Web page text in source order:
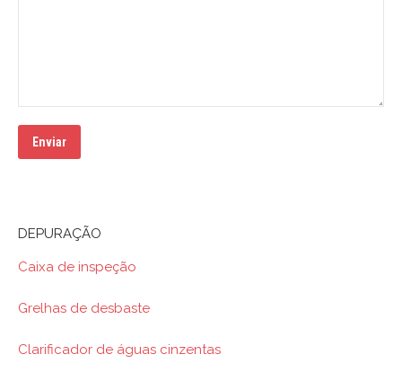
DEPURAÇÃO
Caixa de inspeção
Grelhas de desbaste
Clarificador de águas cinzentas